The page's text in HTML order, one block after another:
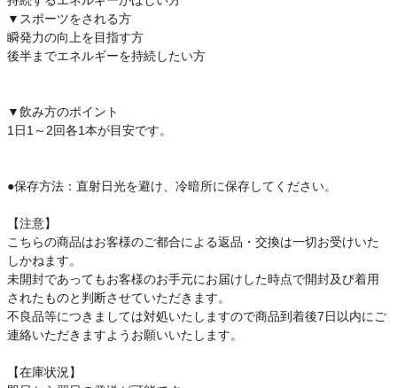
▼スポーツをされる方
瞬発力の向上を目指す方
後半までエネルギーを持続したい方
▼飲み方のポイント
1日1～2回各1本が目安です。
●保存方法：直射日光を避け、冷暗所に保存してください。
【注意】
こちらの商品はお客様のご都合による返品・交換は一切お受けいた
しかねます。
未開封であってもお客様のお手元にお届けした時点で開封及び着用
されたものと判断させていただきます。
不良品等につきましては対処いたしますので商品到着後7日以内にご
連絡いただきますようお願いいたします。
【在庫状況】